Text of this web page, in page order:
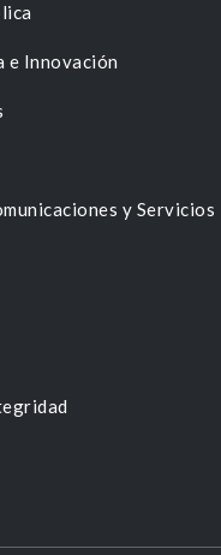
e Innovación
y Servicios